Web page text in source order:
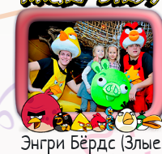
Энгри Бёрдс (Злые